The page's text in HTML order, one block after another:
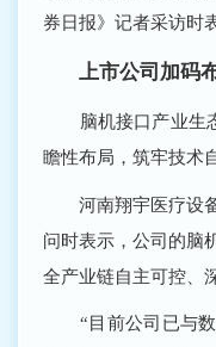
券日报》记者采访时
上市公司加码
脑机接口产业生态
瞻性布局，筑牢技术
河南翔宇医疗设备
问时表示，公司的脑
全产业链自主可控、
“目前公司已与数